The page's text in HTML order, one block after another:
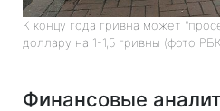
К концу года гривна может
доллару на 1-1,5 гривны (фото
Финансовые